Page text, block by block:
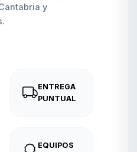
y
ENTREGA
PUNTUAL
EQUIPOS